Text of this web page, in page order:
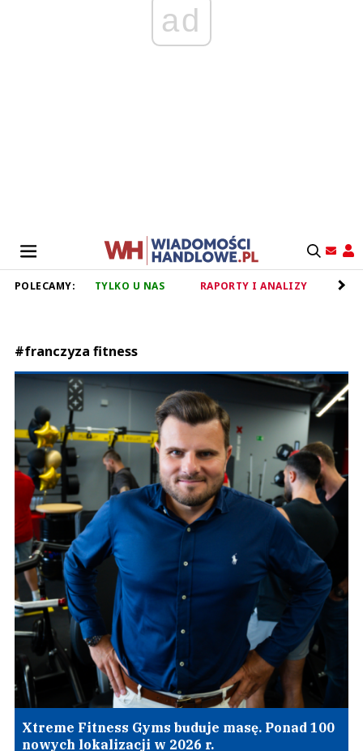
ad
POLECAMY: TYLKO U NAS RAPORTY I ANALIZY
#franczyza fitness
Xtreme Fitness Gyms buduje masę. Ponad 100
nowych lokalizacji w 2026 r.